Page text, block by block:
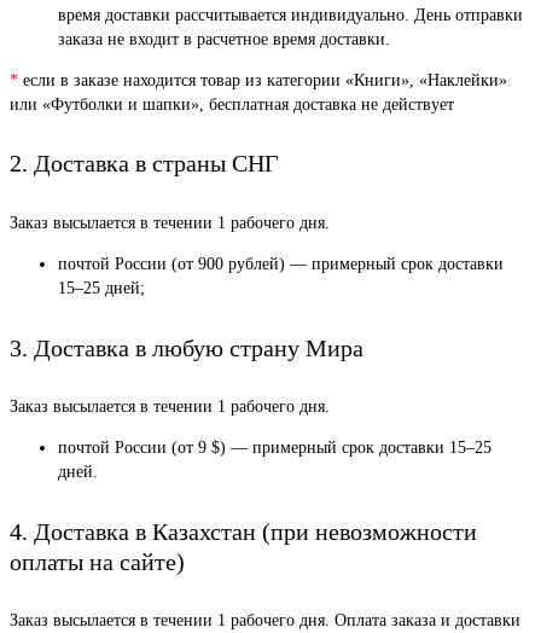
время доставки рассчитывается индивидуально. День отправки
заказа не входит в расчетное время доставки.
* если в заказе находится товар из категории «Книги», «Наклейки»
или «Футболки и шапки», бесплатная доставка не действует
2. Доставка в страны СНГ
Заказ высылается в течении 1 рабочего дня.
почтой России (от 900 рублей) — примерный срок доставки
15–25 дней;
3. Доставка в любую страну Мира
Заказ высылается в течении 1 рабочего дня.
почтой России (от 9 $) — примерный срок доставки 15–25
дней.
4. Доставка в Казахстан (при невозможности
оплаты на сайте)
Заказ высылается в течении 1 рабочего дня. Оплата заказа и доставки